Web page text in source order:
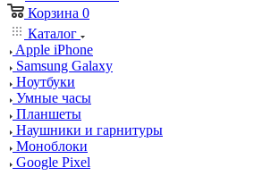
Корзина 0
Каталог
Apple iPhone
Samsung Galaxy
Ноутбуки
Умные часы
Планшеты
Наушники и гарнитуры
Моноблоки
Google Pixel